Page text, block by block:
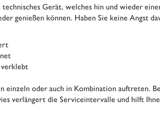
Gerät, welches hin und wieder
genießen können. Haben Sie keine Angst
einzeln oder auch in Kombination auftreten.
verlängert die Serviceintervalle und hilft